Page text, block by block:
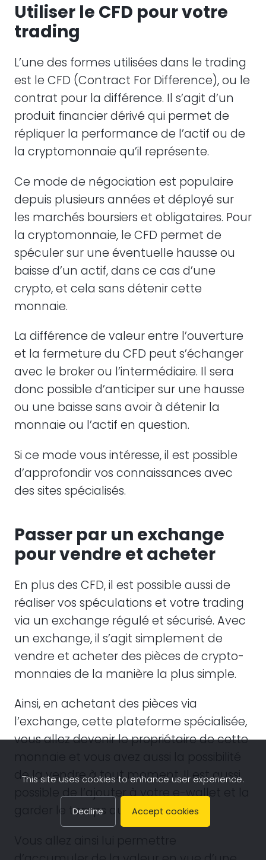
Utiliser le CFD pour votre
trading
L’une des formes utilisées dans le trading
est le CFD (Contract For Difference), ou le
contrat pour la différence. Il s’agit d’un
produit financier dérivé qui permet de
répliquer la performance de l’actif ou de
la cryptomonnaie qu’il représente.
Ce mode de négociation est populaire
depuis plusieurs années et déployé sur
les marchés boursiers et obligataires. Pour
la cryptomonnaie, le CFD permet de
spéculer sur une éventuelle hausse ou
baisse d’un actif, dans ce cas d’une
crypto, et cela sans détenir cette
monnaie.
La différence de valeur entre l’ouverture
et la fermeture du CFD peut s’échanger
avec le broker ou l’intermédiaire. Il sera
donc possible d’anticiper sur une hausse
ou une baisse sans avoir à détenir la
monnaie ou l’actif en question.
Si ce mode vous intéresse, il est possible
d’approfondir vos connaissances avec
des sites spécialisés.
Passer par un exchange
pour vendre et acheter
En plus des CFD, il est possible aussi de
réaliser vos spéculations et votre trading
via un exchange régulé et sécurisé. Avec
un exchange, il s’agit simplement de
vendre et acheter des pièces de crypto-
monnaies de la manière la plus simple.
Ainsi, en achetant des pièces via
l’exchange, cette plateforme spécialisée,
vous allez devenir le propriétaire de cette
de la vendre à tout moment. Il est aussi
possible de l’ajouter à votre e-wallet et la
garder le temps qu’il faudra.
This site uses cookies to enhance user experience.
Decline Accept cookies